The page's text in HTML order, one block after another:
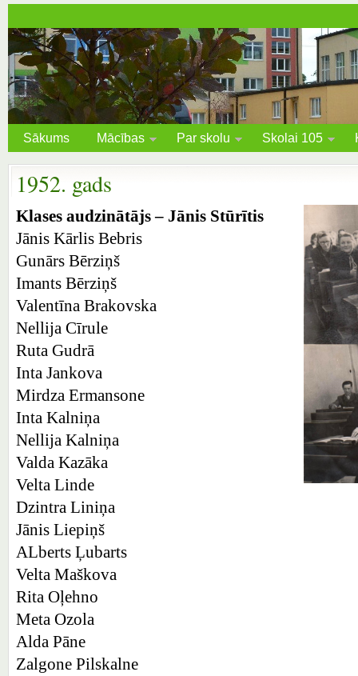
Sākums Mācības Par skolu Skolai 105
1952. gads
Klases audzinātājs – Jānis Stūrītis
Jānis Kārlis Bebris
Gunārs Bērziņš
Imants Bērziņš
Valentīna Brakovska
Nellija Cīrule
Ruta Gudrā
Inta Jankova
Mirdza Ermansone
Inta Kalniņa
Nellija Kalniņa
Valda Kazāka
Velta Linde
Dzintra Liniņa
Jānis Liepiņš
ALberts Ļubarts
Velta Maškova
Rita Oļehno
Meta Ozola
Alda Pāne
Zalgone Pilskalne